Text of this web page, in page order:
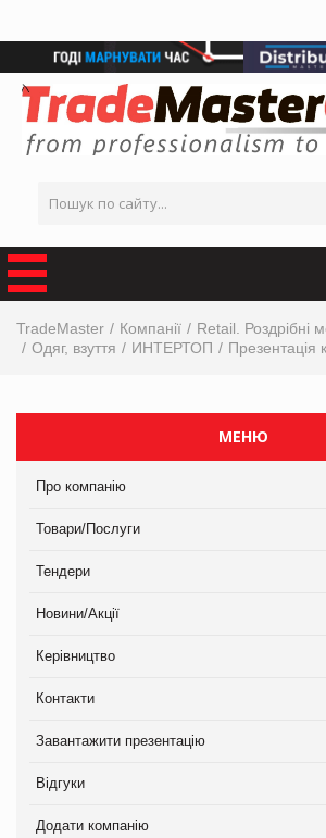
TradeMaster Компанії
Retail. Роздрібні
Одяг, взуття
ИНТЕРТОП Презентація
МЕНЮ
Про компанію
Товари/Послуги
Тендери
Новини/Акції
Керівництво
Контакти
Завантажити презентацію
Відгуки
Додати компанію